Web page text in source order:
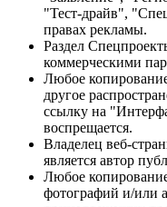
"Тест-драйв",
правах рекламы.
Раздел
коммерческими
Любое
другое
ссылку на
воспрещается.
Владелец веб-
является автор
Любое
фотографий и/или